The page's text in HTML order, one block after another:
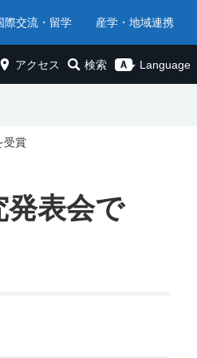
際交流・留学 産学・地域連携
アクセス 検索 Language
受賞
発表会で